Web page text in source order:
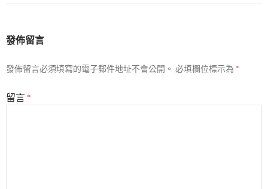
發佈留言
發佈留言必須填寫的電子郵件地址不會公開。 必填欄位標示為 *
留言 *